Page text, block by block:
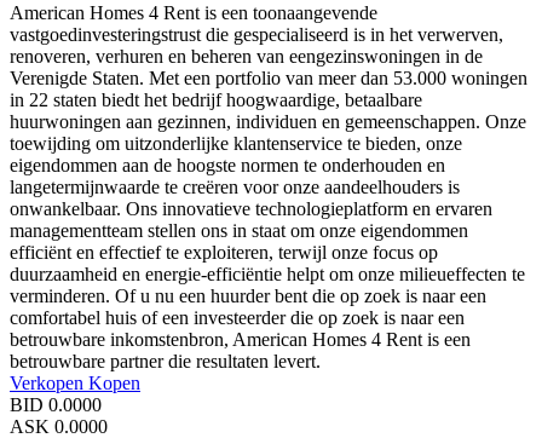
American Homes 4 Rent is een toonaangevende
vastgoedinvesteringstrust die gespecialiseerd is in het verwerven,
renoveren, verhuren en beheren van eengezinswoningen in de
Verenigde Staten. Met een portfolio van meer dan 53.000 woningen
in 22 staten biedt het bedrijf hoogwaardige, betaalbare
huurwoningen aan gezinnen, individuen en gemeenschappen. Onze
toewijding om uitzonderlijke klantenservice te bieden, onze
eigendommen aan de hoogste normen te onderhouden en
langetermijnwaarde te creëren voor onze aandeelhouders is
onwankelbaar. Ons innovatieve technologieplatform en ervaren
managementteam stellen ons in staat om onze eigendommen
efficiënt en effectief te exploiteren, terwijl onze focus op
duurzaamheid en energie-efficiëntie helpt om onze milieueffecten te
verminderen. Of u nu een huurder bent die op zoek is naar een
comfortabel huis of een investeerder die op zoek is naar een
betrouwbare inkomstenbron, American Homes 4 Rent is een
betrouwbare partner die resultaten levert.
Verkopen Kopen
BID 0.0000
ASK 0.0000